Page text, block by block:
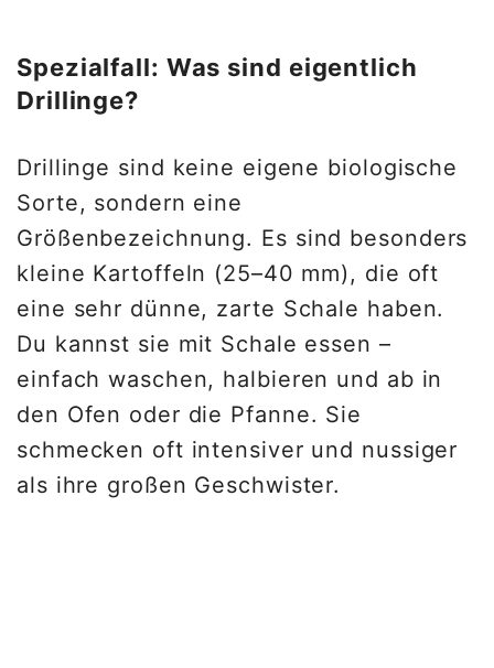
Spezialfall: Was sind eigentlich
Drillinge?
Drillinge sind keine eigene biologische
Sorte, sondern eine
Größenbezeichnung. Es sind besonders
kleine Kartoffeln (25–40 mm), die oft
eine sehr dünne, zarte Schale haben.
Du kannst sie mit Schale essen –
einfach waschen, halbieren und ab in
den Ofen oder die Pfanne. Sie
schmecken oft intensiver und nussiger
als ihre großen Geschwister.